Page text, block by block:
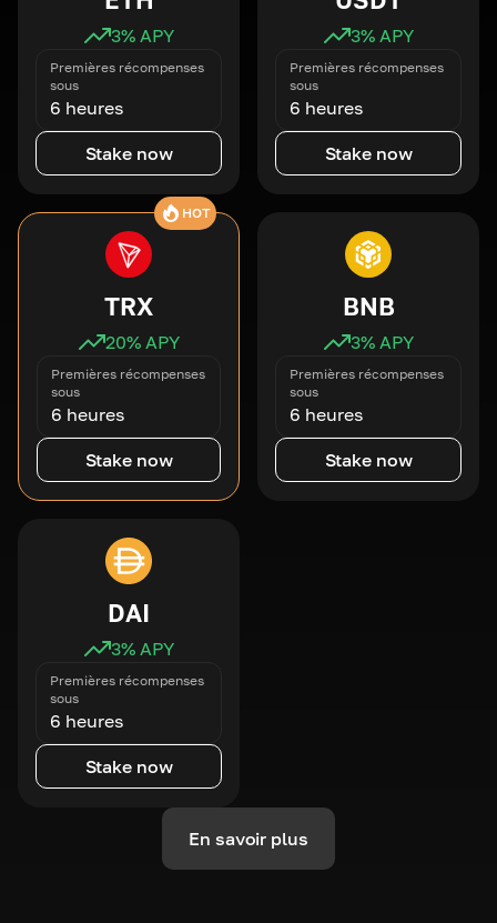
3% APY
Premières récompenses
sous
6 heures
Stake now
3% APY
Premières récompenses
sous
6 heures
Stake now
HOT
TRX
20% APY
Premières récompenses
sous
6 heures
Stake now
BNB
3% APY
Premières récompenses
sous
6 heures
Stake now
DAI
3% APY
Premières récompenses
sous
6 heures
Stake now
En savoir plus